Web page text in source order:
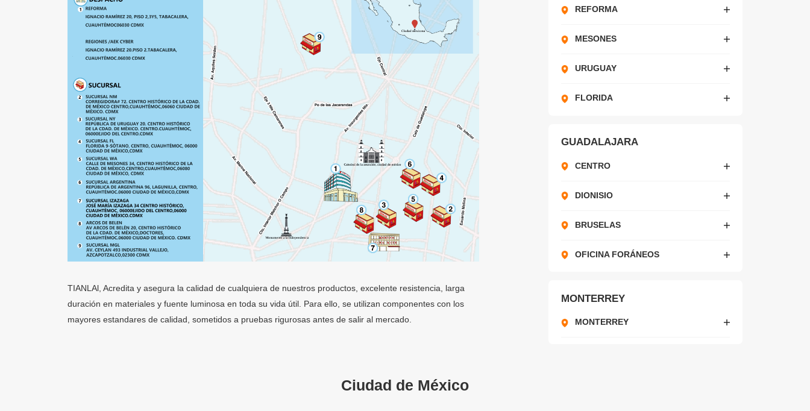
TIANLAl, Acredita y asegura la calidad de cualquiera de nuestros productos, excelente resistencia, larga
duración en materiales y fuente luminosa en toda su vida útil. Para ello, se utilizan componentes con los
mayores estandares de calidad, sometidos a pruebas rigurosas antes de salir al mercado.
REFORMA
MESONES
URUGUAY
FLORIDA
GUADALAJARA
CENTRO
DIONISIO
BRUSELAS
OFICINA FORÁNEOS
MONTERREY
MONTERREY
Ciudad de México